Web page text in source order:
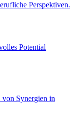
Perspektiven.
Potential
von Synergien in